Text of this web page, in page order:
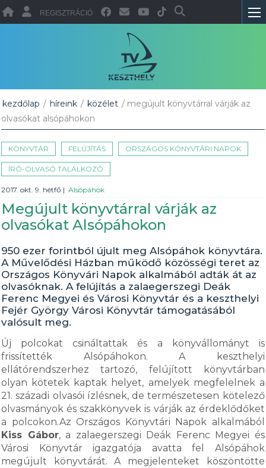
REGISZTRÁCIÓ
kezdőlap / híreink / közélet / megújult könyvtárral várják az
olvasókat alsópáhokon
KÖNYVTÁR FELÚJÍTÁS ORSZÁGOS KÖNYVTÁRI NAPOK
ÍRÓ-OLVASÓ TALÁLKOZÓ
2017. okt. 9. hétfő | Alsópáhok
Megújult könyvtárral várják az
olvasókat Alsópáhokon
950 ezer forintból újult meg Alsópáhok könyvtára.
A Művelődési Házban működő közösségi teret az
Országos Könyvári Napok alkalmából adták át az
olvasóknak. A felújítás a zalaegerszegi Deák
Ferenc Megyei és Városi Könyvtár és a keszthelyi
Fejér György Városi Könyvtár támogatásából
valósult meg.
Új polcokat csináltattak és a könyvállományt is
frissítették Alsópáhokon. A keszthelyi
ellátórendszerhez tartozó, felújított könyvtárban
olyan kötetek kaptak helyet, amelyek megfelelnek a
21. századi olvasói ízlésnek, de természetesen kötelező
olvasmányok és szakkönyvek is várják az érdeklődőket
a polcokon.Az Országos Könyvtári Napok alkalmából
Kiss Gábor, a zalaegerszegi Deák Ferenc Megyei és
Városi Könyvtár igazgatója avatta fel Alsópáhok
megújult könyvtárát. A megjelenteket köszöntötte